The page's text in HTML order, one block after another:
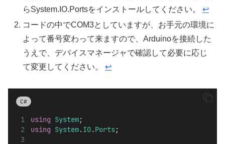
らSystem.IO.Portsをインストールしてください。↩︎
コードの中でCOM3としていますが、お手元の環境に
よって番号変わって来ますので、Arduinoを接続した
うえで、デバイスマネージャで確認して必要に応じ
て変更してください。↩︎
C#
using System;
using System.IO.Ports;